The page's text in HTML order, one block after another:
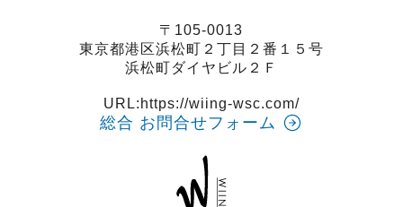
〒105-0013
東京都港区浜松町２丁目２番１５号
浜松町ダイヤビル２Ｆ
URL: https://wiing-wsc.com/
総合 お問合せフォーム